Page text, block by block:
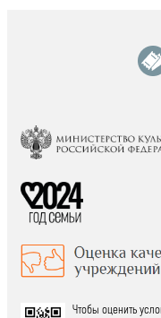
Чтобы оценить